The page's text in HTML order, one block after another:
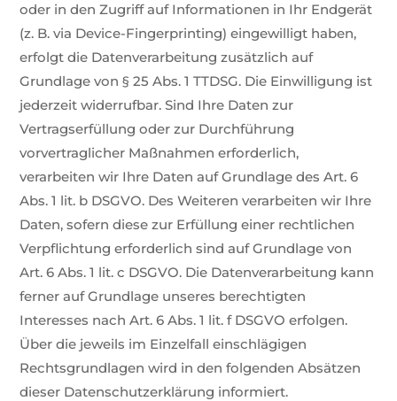
oder in den Zugriff auf Informationen in Ihr Endgerät
(z. B. via Device-Fingerprinting) eingewilligt haben,
erfolgt die Datenverarbeitung zusätzlich auf
Grundlage von § 25 Abs. 1 TTDSG. Die Einwilligung ist
jederzeit widerrufbar. Sind Ihre Daten zur
Vertragserfüllung oder zur Durchführung
vorvertraglicher Maßnahmen erforderlich,
verarbeiten wir Ihre Daten auf Grundlage des Art. 6
Abs. 1 lit. b DSGVO. Des Weiteren verarbeiten wir Ihre
Daten, sofern diese zur Erfüllung einer rechtlichen
Verpflichtung erforderlich sind auf Grundlage von
Art. 6 Abs. 1 lit. c DSGVO. Die Datenverarbeitung kann
ferner auf Grundlage unseres berechtigten
Interesses nach Art. 6 Abs. 1 lit. f DSGVO erfolgen.
Über die jeweils im Einzelfall einschlägigen
Rechtsgrundlagen wird in den folgenden Absätzen
dieser Datenschutzerklärung informiert.